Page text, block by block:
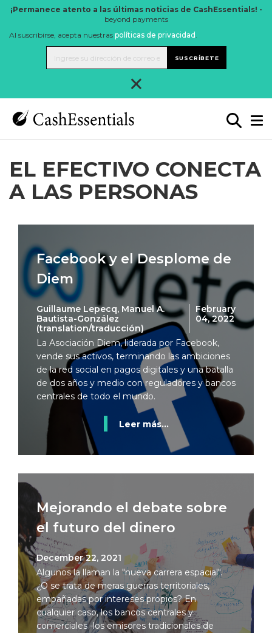
¡Permanece atento a las últimas noticias de CashEssentials! -
beyond payments
Al suscribirse, acepta nuestras políticas de privacidad .
SUSCRÍBETE
×
EL EFECTIVO CONECTA
A LAS PERSONAS
Facebook y el Desplome de
Diem
Guillaume Lepecq, Manuel A.
Bautista-González
(translation/traducción)
February
04, 2022
La Asociación Diem, liderada por Facebook,
vende sus activos, terminando las ambiciones
de la red social en pagos digitales y una batalla
de dos años y medio con reguladores y bancos
centrales de todo el mundo.
Leer más...
Mejorando el debate sobre
el futuro del dinero
December 22, 2021
Algunos la llaman la "nueva carrera espacial".
¿O se trata de meras guerras territoriales,
empañadas por intereses propios? En
cualquier caso, los bancos centrales y
comerciales -los emisores tradicionales de